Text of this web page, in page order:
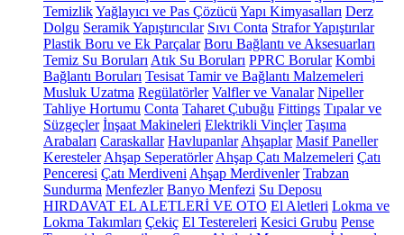
TemizlikYağlayıcı ve Pas Çözücü Yapı Kimyasalları Derz
Dolgu Seramik Yapıştırıcılar Sıvı Conta Strafor Yapıştırılar
Plastik Boru ve Ek Parçalar Boru Bağlantı ve Aksesuarları
Temiz Su Boruları Atık Su Boruları PPRC Borular Kombi
Bağlantı Boruları Tesisat Tamir ve Bağlantı Malzemeleri
Musluk Uzatma Regülatörler Valfler ve Vanalar Nipeller
Tahliye Hortumu Conta Taharet Çubuğu Fittings Tıpalar ve
Süzgeçler İnşaat Makineleri Elektrikli Vinçler Taşıma
Arabaları Caraskallar Havlupanlar Ahşaplar Masif Paneller
Keresteler Ahşap Seperatörler Ahşap Çatı Malzemeleri Çatı
Penceresi Çatı Merdiveni Ahşap Merdivenler Trabzan
Sundurma Menfezler Banyo Menfezi Su Deposu
HIRDAVAT EL ALETLERİ VE OTO El Aletleri Lokma ve
Lokma Takımları Çekiç El Testereleri Kesici Grubu Pense